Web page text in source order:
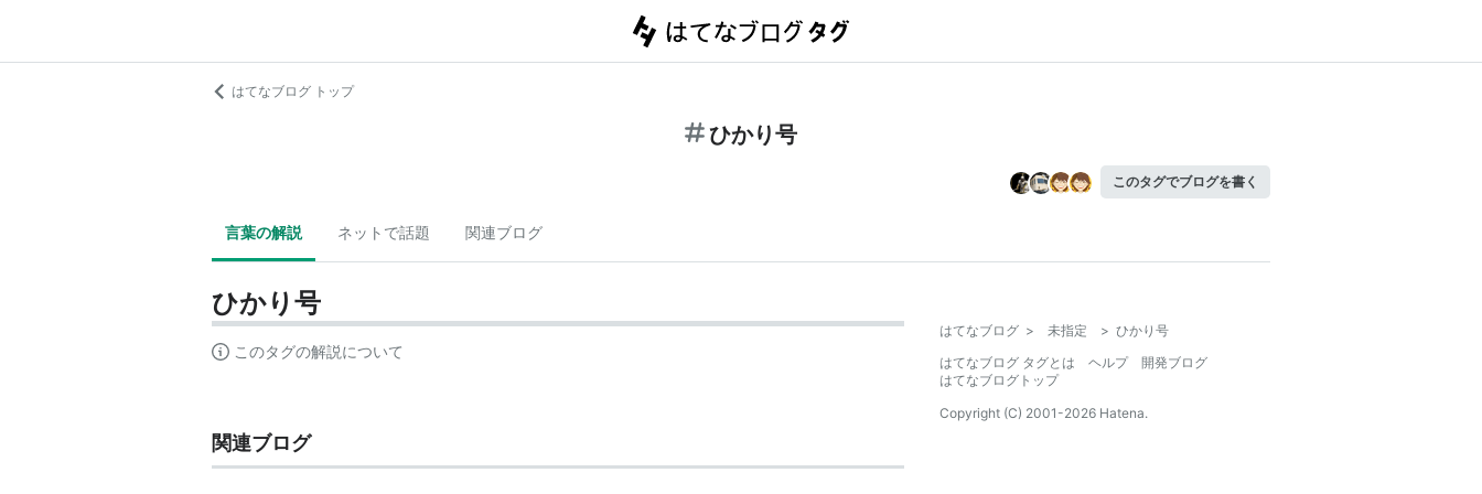
はてなブログ トップ
ひかり号
このタグでブログを書く
言葉の解説 ネットで話題 関連ブログ
ひかり号
このタグの解説について
関連ブログ
はてなブログ > 未指定 > ひかり号
はてなブログ タグとは
ヘルプ
開発ブログ
はてなブログトップ
Copyright (C) 2001-2026 Hatena.